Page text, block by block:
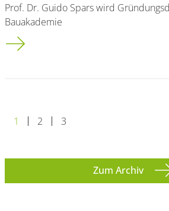
Prof. Dr. Guido Spars wird
Bauakademie
Was macht eigentlich unser
1 2 3
Zum Archiv